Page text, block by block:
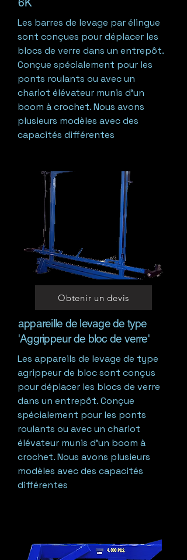
Les barres de levage par élingue
sont conçues pour déplacer les
blocs de verre dans un entrepôt.
Conçue spécialement pour les
ponts roulants ou avec un
chariot élévateur munis d’un
boom à crochet. Nous avons
plusieurs modèles avec des
capacités différentes
Obtenir un devis
appareille de levage de type
'Aggrippeur de bloc de verre'
Les appareils de levage de type
agrippeur de bloc sont conçus
pour déplacer les blocs de verre
dans un entrepôt. Conçue
spécialement pour les ponts
roulants ou avec un chariot
élévateur munis d’un boom à
crochet. Nous avons plusieurs
modèles avec des capacités
différentes